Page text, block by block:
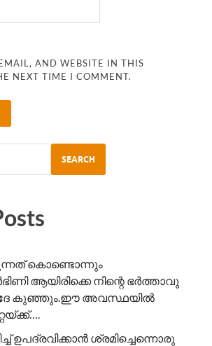
AND WEBSITE IN THIS
NEXT TIME I COMMENT.
SEARCH
കൊണ്ടൊന്നും
ആയിരിക്കെ നിന്റെ ഭർത്താവു
ദേ കുഞ്ഞും.ഈ അവസ്ഥയിൽ
ഉപദ്രവിക്കാൻ ശ്രമിച്ചെന്നൊരു